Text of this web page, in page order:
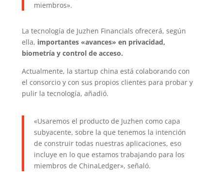
miembros».
La tecnología de Juzhen Financials ofrecerá, según
ella, importantes «avances» en privacidad,
biometría y control de acceso.
Actualmente, la startup china está colaborando con
el consorcio y con sus propios clientes para probar y
pulir la tecnología, añadió.
«Usaremos el producto de Juzhen como capa
subyacente, sobre la que tenemos la intención
de construir todas nuestras aplicaciones, eso
incluye en lo que estamos trabajando para los
miembros de ChinaLedger», señaló.